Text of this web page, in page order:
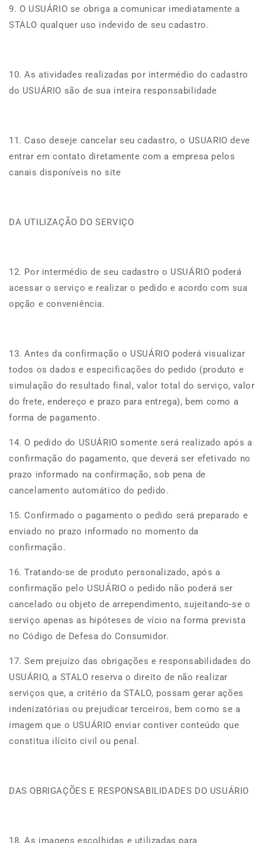
9. O USUÁRIO se obriga a comunicar imediatamente a
STALO qualquer uso indevido de seu cadastro.
10. As atividades realizadas por intermédio do cadastro
do USUÁRIO são de sua inteira responsabilidade
11. Caso deseje cancelar seu cadastro, o USUARIO deve
entrar em contato diretamente com a empresa pelos
canais disponíveis no site
DA UTILIZAÇÃO DO SERVIÇO
12. Por intermédio de seu cadastro o USUÁRIO poderá
acessar o serviço e realizar o pedido e acordo com sua
opção e conveniência.
13. Antes da confirmação o USUÁRIO poderá visualizar
todos os dados e especificações do pedido (produto e
simulação do resultado final, valor total do serviço, valor
do frete, endereço e prazo para entrega), bem como a
forma de pagamento.
14. O pedido do USUÁRIO somente será realizado após a
confirmação do pagamento, que deverá ser efetivado no
prazo informado na confirmação, sob pena de
cancelamento automático do pedido.
15. Confirmado o pagamento o pedido será preparado e
enviado no prazo informado no momento da
confirmação.
16. Tratando-se de produto personalizado, após a
confirmação pelo USUÁRIO o pedido não poderá ser
cancelado ou objeto de arrependimento, sujeitando-se o
serviço apenas as hipóteses de vício na forma prevista
no Código de Defesa do Consumidor.
17. Sem prejuízo das obrigações e responsabilidades do
USUÁRIO, a STALO reserva o direito de não realizar
serviços que, a critério da STALO, possam gerar ações
indenizatórias ou prejudicar terceiros, bem como se a
imagem que o USUÁRIO enviar contiver conteúdo que
constitua ilícito civil ou penal.
DAS OBRIGAÇÕES E RESPONSABILIDADES DO USUÁRIO
18. As imagens escolhidas e utilizadas para